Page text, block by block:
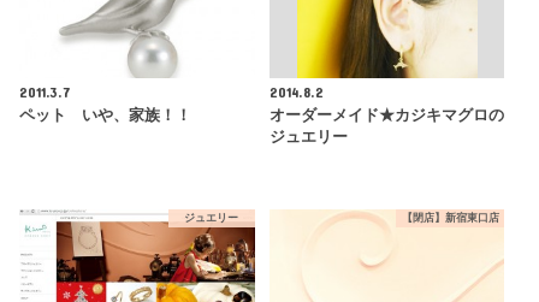
2011.3.7
ペット いや、家族！！
2014.8.2
オーダーメイド★カジキマグロの
ジュエリー
ジュエリー 【閉店】新宿東口店